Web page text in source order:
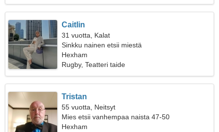
Caitlin
31 vuotta, Kalat
Sinkku nainen etsii miestä
Hexham
Rugby, Teatteri taide
Tristan
55 vuotta, Neitsyt
Mies etsii vanhempaa naista 47-50
Hexham